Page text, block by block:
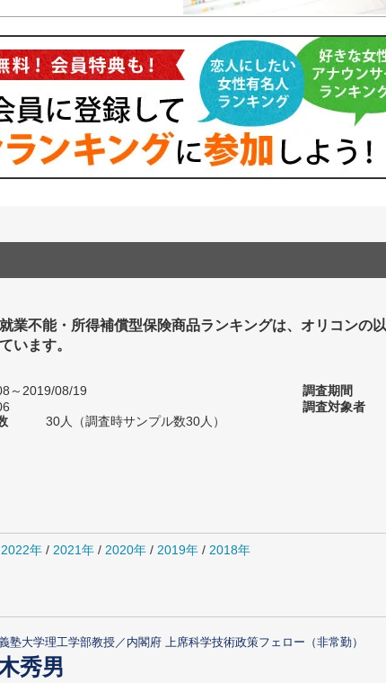
業不能・所得補償型保険商品ランキングは、オリコンの
います。
～2019/08/19
30人（調査時サンプル数30人）
調査期間
調査対象者
2022年 / 2021年 / 2020年 / 2019年 / 2018年
塾大学理工学部教授／内閣府 上席科学技術政策フェロー（非常勤）
秀男